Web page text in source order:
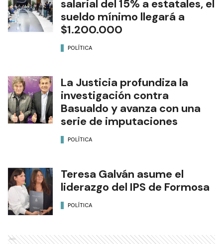
salarial del 15% a estatales, el
sueldo mínimo llegará a
$1.200.000
POLÍTICA
La Justicia profundiza la
investigación contra
Basualdo y avanza con una
serie de imputaciones
POLÍTICA
Teresa Galván asume el
liderazgo del IPS de Formosa
POLÍTICA
Ads